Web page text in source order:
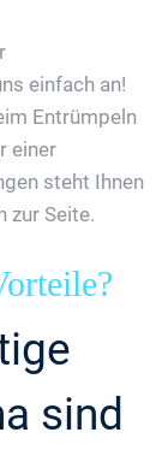
einfach an!
Entrümpeln
einer
steht Ihnen
zur Seite.
sind